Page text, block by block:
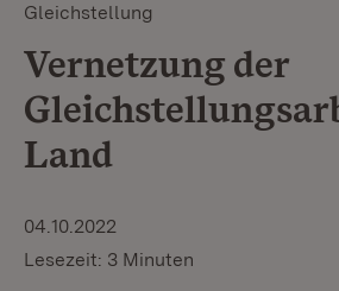
Gleichstellung
Vernetzung der
Land
04.10.2022
Lesezeit: 3 Minuten